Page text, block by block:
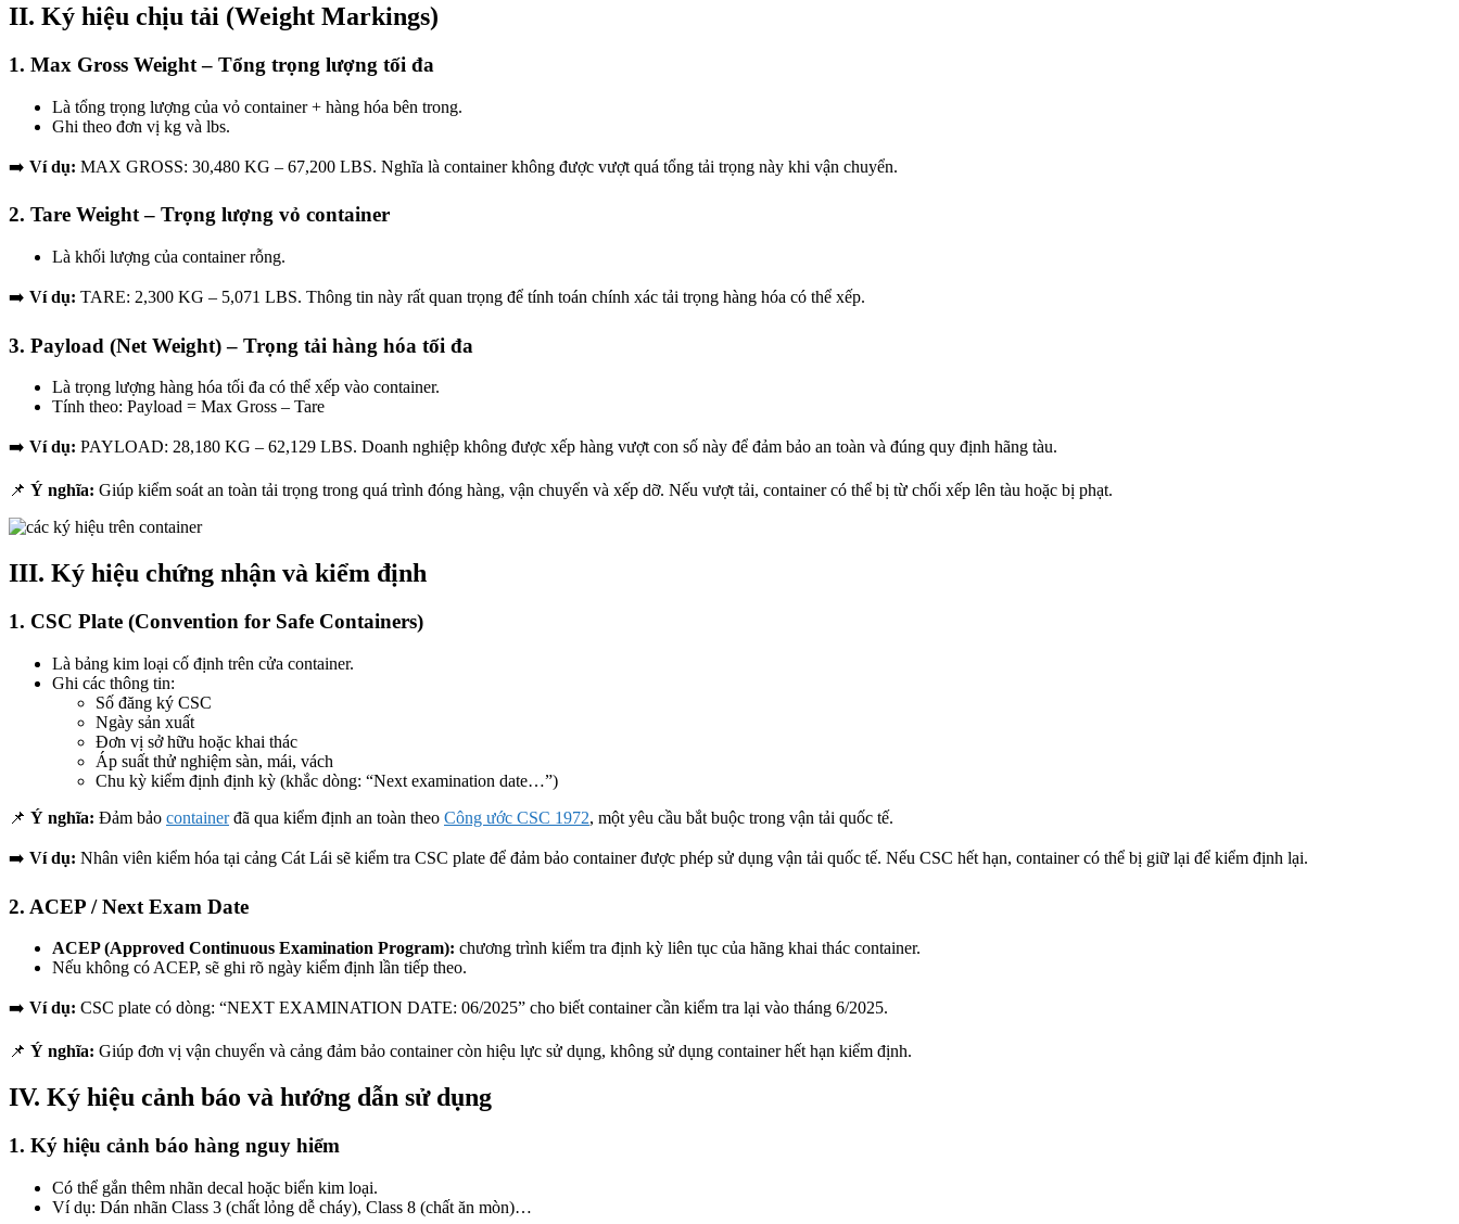
II. Ký hiệu chịu tải (Weight Markings)
1. Max Gross Weight – Tổng trọng lượng tối đa
Là tổng trọng lượng của vỏ container + hàng hóa bên trong.
Ghi theo đơn vị kg và lbs.
➡️ Ví dụ: MAX GROSS: 30,480 KG – 67,200 LBS. Nghĩa là container không được vượt quá tổng tải trọng này khi vận chuyển.
2. Tare Weight – Trọng lượng vỏ container
Là khối lượng của container rỗng.
➡️ Ví dụ: TARE: 2,300 KG – 5,071 LBS. Thông tin này rất quan trọng để tính toán chính xác tải trọng hàng hóa có thể xếp.
3. Payload (Net Weight) – Trọng tải hàng hóa tối đa
Là trọng lượng hàng hóa tối đa có thể xếp vào container.
Tính theo: Payload = Max Gross – Tare
➡️ Ví dụ: PAYLOAD: 28,180 KG – 62,129 LBS. Doanh nghiệp không được xếp hàng vượt con số này để đảm bảo an toàn và đúng quy định hãng tàu.
📌 Ý nghĩa: Giúp kiểm soát an toàn tải trọng trong quá trình đóng hàng, vận chuyển và xếp dỡ. Nếu vượt tải, container có thể bị từ chối xếp lên tàu hoặc bị phạt.
III. Ký hiệu chứng nhận và kiểm định
1. CSC Plate (Convention for Safe Containers)
Là bảng kim loại cố định trên cửa container.
Ghi các thông tin:
Số đăng ký CSC
Ngày sản xuất
Đơn vị sở hữu hoặc khai thác
Áp suất thử nghiệm sàn, mái, vách
Chu kỳ kiểm định định kỳ (khắc dòng: “Next examination date…”)
📌 Ý nghĩa: Đảm bảo containerđã qua kiểm định an toàn theo Công ước CSC 1972, một yêu cầu bắt buộc trong vận tải quốc tế.
➡️ Ví dụ: Nhân viên kiểm hóa tại cảng Cát Lái sẽ kiểm tra CSC plate để đảm bảo container được phép sử dụng vận tải quốc tế. Nếu CSC hết hạn, container có thể bị giữ lại để kiểm định lại.
2. ACEP / Next Exam Date
ACEP (Approved Continuous Examination Program): chương trình kiểm tra định kỳ liên tục của hãng khai thác container.
Nếu không có ACEP, sẽ ghi rõ ngày kiểm định lần tiếp theo.
➡️ Ví dụ: CSC plate có dòng: “NEXT EXAMINATION DATE: 06/2025” cho biết container cần kiểm tra lại vào tháng 6/2025.
📌 Ý nghĩa: Giúp đơn vị vận chuyển và cảng đảm bảo container còn hiệu lực sử dụng, không sử dụng container hết hạn kiểm định.
IV. Ký hiệu cảnh báo và hướng dẫn sử dụng
1. Ký hiệu cảnh báo hàng nguy hiểm
Có thể gắn thêm nhãn decal hoặc biển kim loại.
Ví dụ: Dán nhãn Class 3 (chất lỏng dễ cháy), Class 8 (chất ăn mòn)…